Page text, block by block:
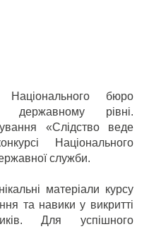
Національного бюро
рівні.
«Слідство веде
Національного
служби.
матеріали курсу
та навики у викритті
Для успішного